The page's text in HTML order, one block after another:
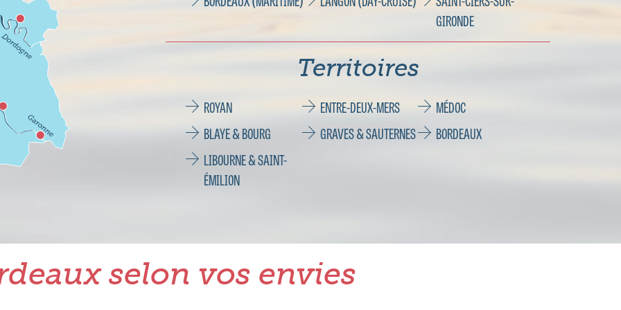
GIRONDE
Territoires
ROYAN ENTRE-DEUX-MERS
MÉDOC
BLAYE & BOURG
GRAVES & SAUTERNES
BORDEAUX
LIBOURNE & SAINT-
ÉMILION
selon vos envies